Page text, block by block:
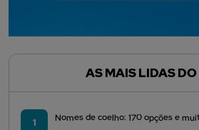
AS MAIS LIDAS
1 Nomes de coelho: 170 opções e